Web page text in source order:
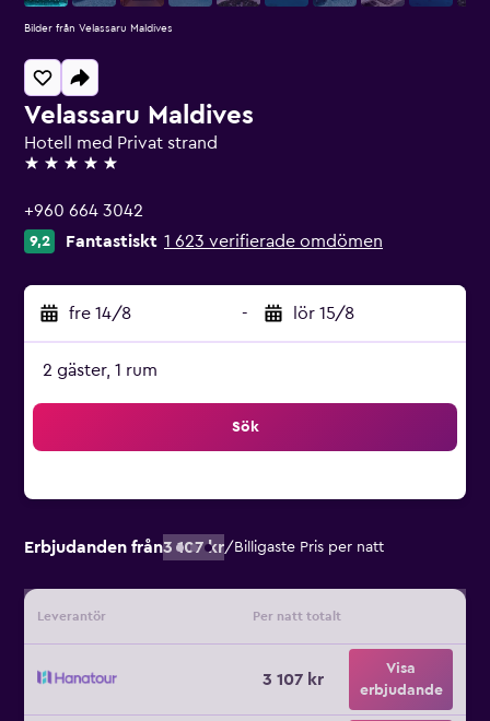
Velassaru Maldives
Hotell med Privat strand
5 stjärnor
+960 664 3042
9,2 Fantastiskt 1 623 verifierade omdömen
fre 14/8 - lör 15/8
2 gäster, 1 rum
Sök
Erbjudanden från3 107 kr/ Billigaste Pris per natt
Leverantör Per natt totalt
3 107 kr
Visa
erbjudande
Bilder från Velassaru Maldives